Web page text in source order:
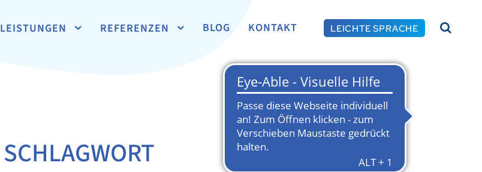
LEISTUNGEN REFERENZEN BLOG KONTAKT LEICHTE SPRACHE
SCHLAGWORT